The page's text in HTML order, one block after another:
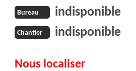
Bureau indisponible
Chantier indisponible
Nous localiser